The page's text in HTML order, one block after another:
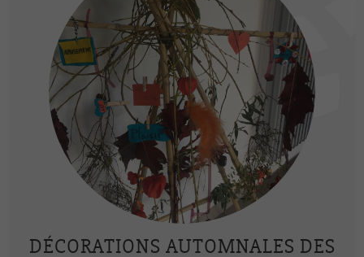
DÉCORATIONS AUTOMNALES DES